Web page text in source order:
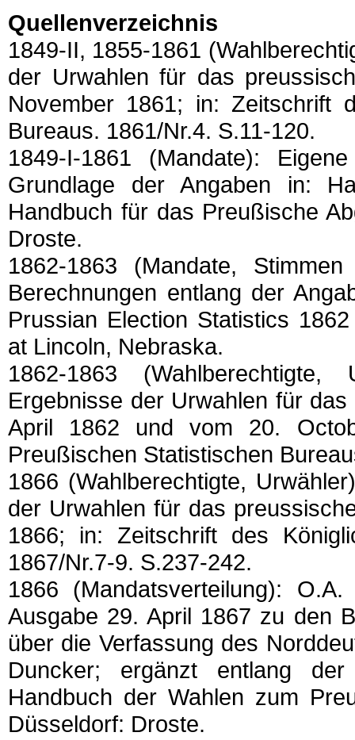
Quellenverzeichnis
1849-II, 1855-1861
der Urwahlen für das
November 1861; in: Zeitschrift
Bureaus. 1861/Nr.4. S.11-120.
1849-I-1861 (Mandate):
Grundlage der Angaben in:
Handbuch für das Preußische
Droste.
1862-1863 (Mandate,
Berechnungen entlang der
Prussian Election Statistics
at Lincoln, Nebraska.
1862-1863
Ergebnisse der Urwahlen für
April 1862 und vom 20.
Preußischen Statistischen
1866 (Wahlberechtigte,
der Urwahlen für das
1866; in: Zeitschrift des
1867/Nr.7-9. S.237-242.
1866 (Mandatsverteilung):
Ausgabe 29. April 1867 zu den
über die Verfassung des
Duncker; ergänzt entlang
Handbuch der Wahlen zum
Düsseldorf: Droste.